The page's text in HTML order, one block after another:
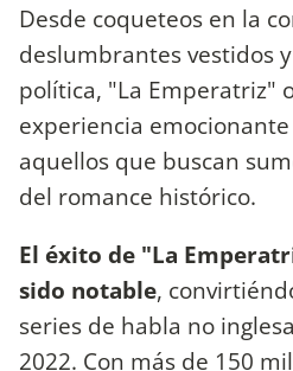
Desde coqueteos en la
deslumbrantes vestidos
política, "La Emperatriz"
experiencia
aquellos que buscan
del romance histórico.
El éxito de "La
sido notable,
series de habla no
2022. Con más de 150